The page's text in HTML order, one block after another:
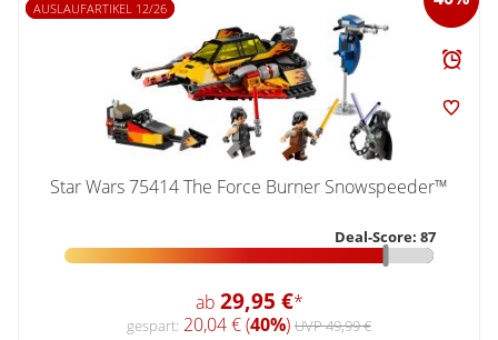
AUSLAUFARTIKEL 12/26
Star Wars 75414 The Force Burner Snowspeeder™
Deal-Score: 87
ab 29,95 €*
gespart: 20,04 € (40%) UVP 49,99 €